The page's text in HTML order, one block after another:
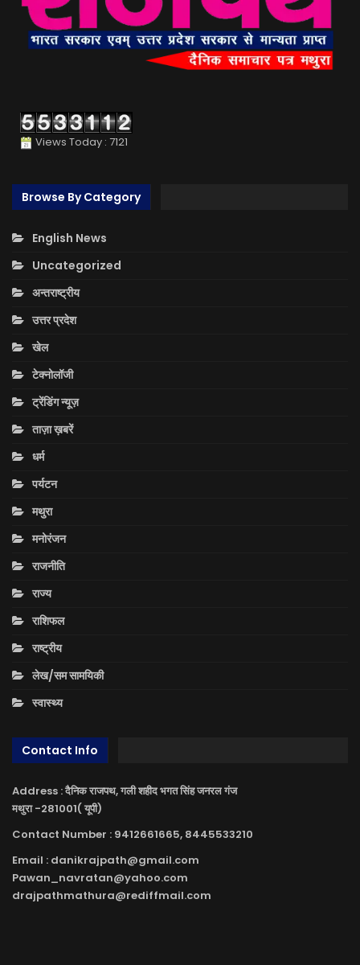
Views Today : 7121
Browse By Category
English News
Uncategorized
अन्तराष्ट्रीय
उत्तर प्रदेश
खेल
टेक्नोलॉजी
ट्रेंडिंग न्यूज़
ताज़ा ख़बरें
धर्म
पर्यटन
मथुरा
मनोरंजन
राजनीति
राज्य
राशिफल
राष्ट्रीय
लेख/सम सामयिकी
स्वास्थ्य
Contact Info
Address : दैनिक राजपथ, गली शहीद भगत सिंह जनरल गंज
मथुरा -281001( यूपी)
Contact Number : 9412661665, 8445533210
Email : danikrajpath@gmail.com
Pawan_navratan@yahoo.com
drajpathmathura@rediffmail.com